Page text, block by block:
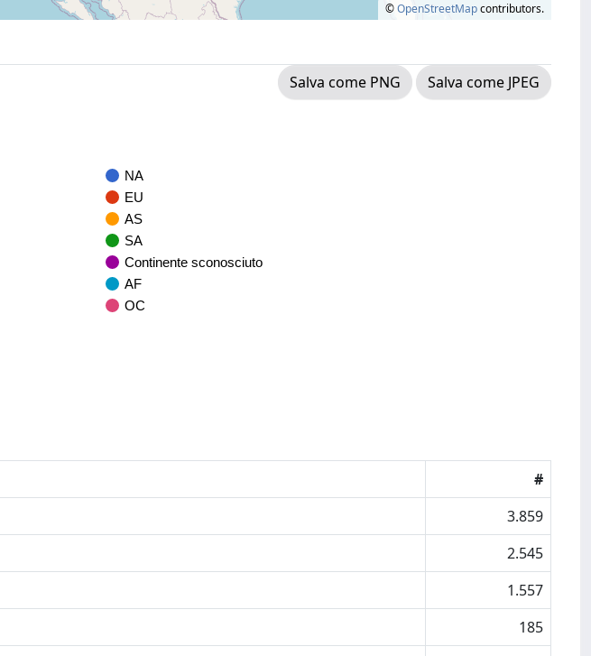
©OpenStreetMapcontributors.
Salva come PNG
Salva come JPEG
NA
EU
AS
SA
Continente sconosciuto
AF
OC
#
3.859
2.545
1.557
185